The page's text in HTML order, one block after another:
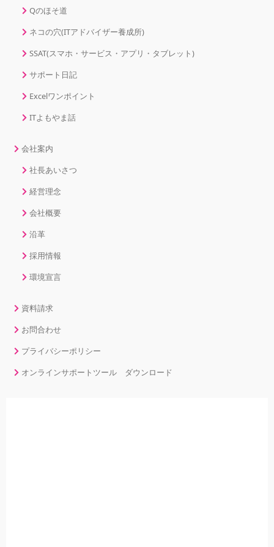
Qのほそ道
ネコの穴(ITアドバイザー養成所)
SSAT(スマホ・サービス・アプリ・タブレット)
サポート日記
Excelワンポイント
ITよもやま話
会社案内
社長あいさつ
経営理念
会社概要
沿革
採用情報
環境宣言
資料請求
お問合わせ
プライバシーポリシー
オンラインサポートツール ダウンロード